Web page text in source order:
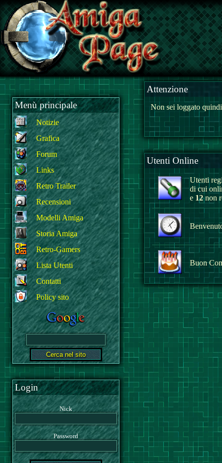
Menù principale
Notizie
Grafica
Forum
Links
Retro Trailer
Recensioni
Modelli Amiga
Storia Amiga
Retro-Gamers
Lista Utenti
Contatti
Policy sito
Login
Nick
Password
Attenzione
Non sei loggato
Utenti Online
Utenti
di cui
e 12non
Buon